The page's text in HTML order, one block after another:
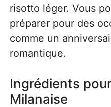
risotto léger. Vous
préparer pour des
comme un
romantique.
Ingrédients
Milanaise